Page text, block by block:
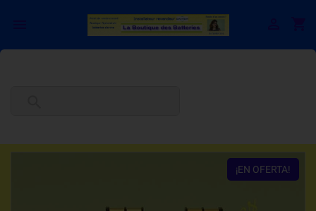
¡EN OFERTA!